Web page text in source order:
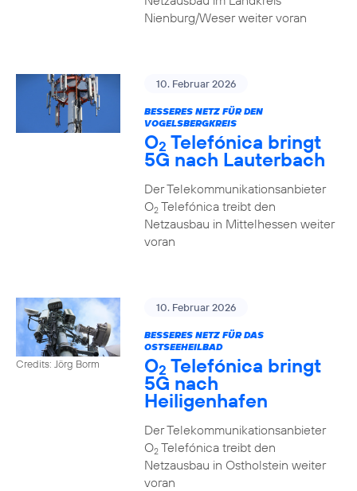
Nienburg/Weser weiter voran
10. Februar 2026
BESSERES NETZ FÜR DEN
VOGELSBERGKREIS
O2 Telefónica bringt
5G nach Lauterbach
Der Telekommunikationsanbieter
O2Telefónica treibt den
Netzausbau in Mittelhessen weiter
voran
Credits: Jörg Borm
10. Februar 2026
BESSERES NETZ FÜR DAS
OSTSEEHEILBAD
O2 Telefónica bringt
5G nach
Heiligenhafen
Der Telekommunikationsanbieter
O2Telefónica treibt den
Netzausbau in Ostholstein weiter
voran